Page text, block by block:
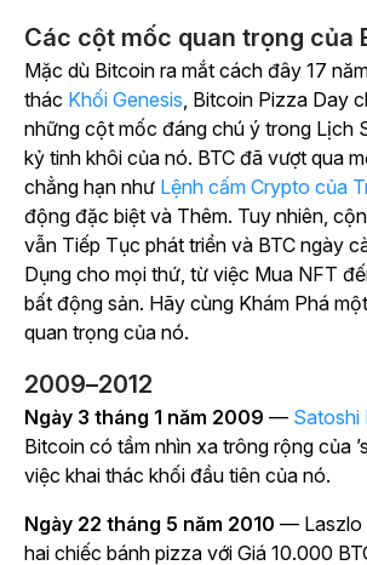
Các cột mốc quan trọng của
Mặc dù Bitcoin ra mắt cách đây 17
thác Khối Genesis, Bitcoin Pizza Day
những cột mốc đáng chú ý trong Lịch
kỷ tinh khôi của nó. BTC đã vượt qua
chẳng hạn như Lệnh cấm Crypto của
động đặc biệt và Thêm. Tuy nhiên,
vẫn Tiếp Tục phát triển và BTC ngày
Dụng cho mọi thứ, từ việc Mua NFT
bất động sản. Hãy cùng Khám Phá
quan trọng của nó.
2009–2012
Ngày 3 tháng 1 năm 2009 — Satoshi
Bitcoin có tầm nhìn xa trông rộng của
việc khai thác khối đầu tiên của nó.
Ngày 22 tháng 5 năm 2010 — Laszlo
hai chiếc bánh pizza với Giá 10.000